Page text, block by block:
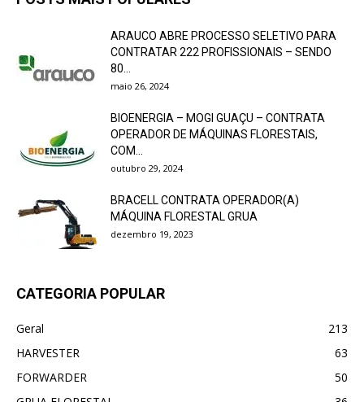
ARAUCO ABRE PROCESSO SELETIVO PARA
CONTRATAR 222 PROFISSIONAIS – SENDO
80...
maio 26, 2024
BIOENERGIA – MOGI GUAÇU – CONTRATA
OPERADOR DE MÁQUINAS FLORESTAIS,
COM...
outubro 29, 2024
BRACELL CONTRATA OPERADOR(A)
MÁQUINA FLORESTAL GRUA
dezembro 19, 2023
CATEGORIA POPULAR
Geral
213
HARVESTER
63
FORWARDER
50